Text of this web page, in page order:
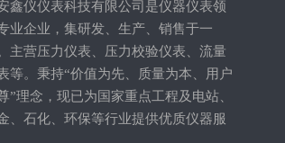
鑫仪仪表科技有限公司是仪器仪表领
业企业，集研发、生产、销售于一
主营压力仪表、压力校验仪表、流量
等。秉持“价值为先、质量为本、用户
”理念，现已为国家重点工程及电站、
、石化、环保等行业提供优质仪器服